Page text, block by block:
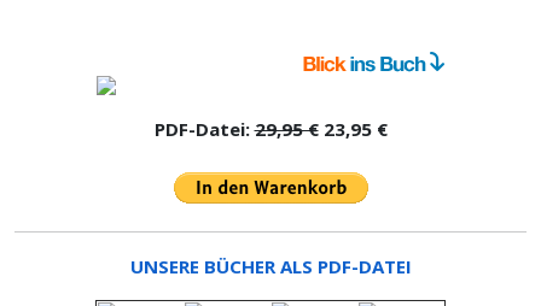
PDF-Datei:29,95 €23,95 €
UNSERE BÜCHER ALS PDF-DATEI